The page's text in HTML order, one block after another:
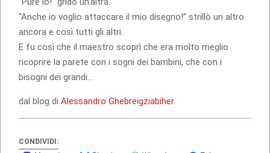
“Anche io voglio attaccare il mio disegno!” strillò un altro
ancora e così tutti gli altri.
E fu così che il maestro scoprì che era molto meglio
ricoprire la parete con i sogni dei bambini, che con i
bisogni dei grandi…
dal blog di Alessandro Ghebreigziabiher.
CONDIVIDI: